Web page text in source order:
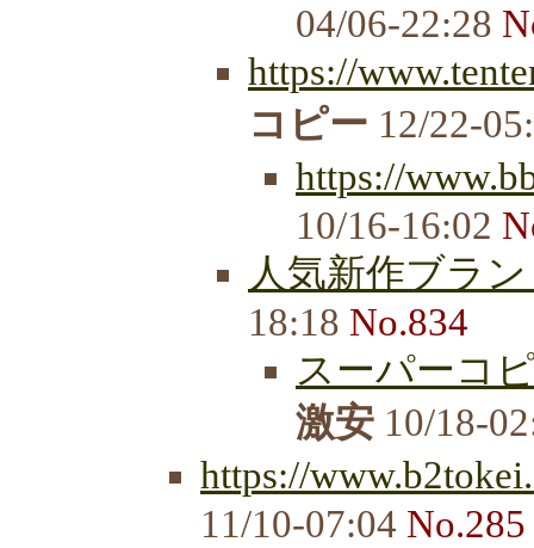
04/06-22:28
https://
コピー 12/22-
https://
10/16-16:02
人気新作ブラ
18:18 No.834
スーパーコ
激安 10/18-
https://
11/10-07:04 No.285